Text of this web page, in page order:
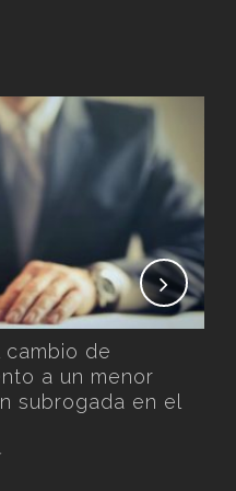
cambio de
a un menor
subrogada en el